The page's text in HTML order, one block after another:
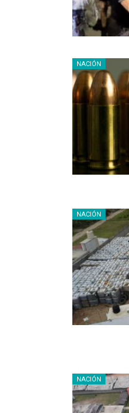
NACIÓN
NACIÓN
NACIÓN